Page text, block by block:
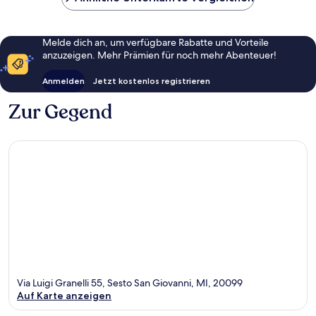
Melde dich an, um verfügbare Rabatte und Vorteile
anzuzeigen. Mehr Prämien für noch mehr Abenteuer!
Anmelden Jetzt kostenlos registrieren
Zur Gegend
Via Luigi Granelli 55, Sesto San Giovanni, MI, 20099
Auf Karte anzeigen